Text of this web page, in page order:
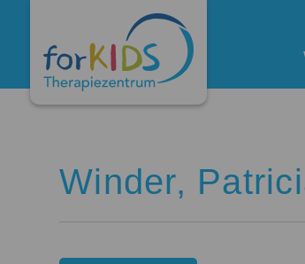
Winder,